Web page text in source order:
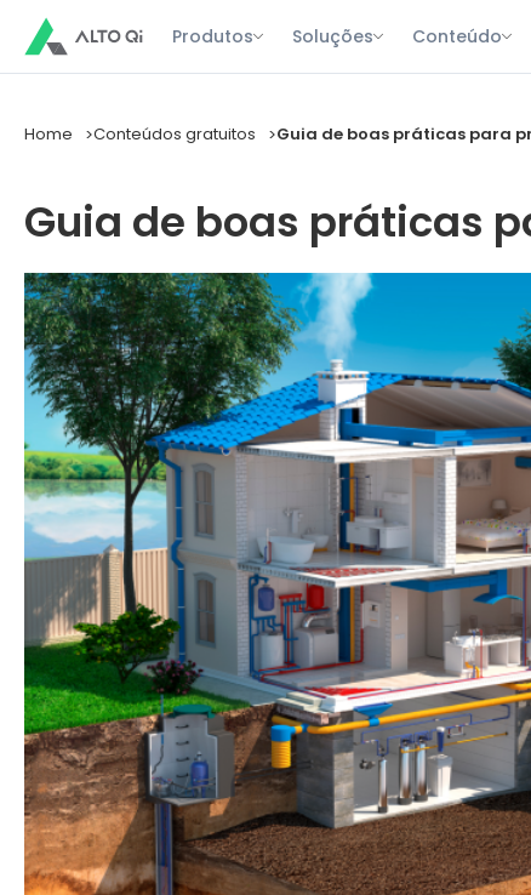
Produtos Soluções Conteúdo
Home Conteúdos gratuitos Guia de boas práticas para
Guia de boas práticas